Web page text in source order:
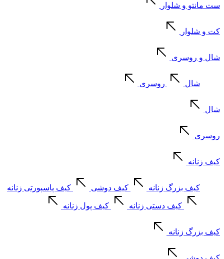
ست مانتو و شلوار
کت و شلوار
شال و روسری
شال روسری
شال
روسری
کیف زنانه
کیف بزرگ زنانه کیف دوشی کیف پاسپورتی زنانه
کیف دستی زنانه کیف پول زنانه
کیف بزرگ زنانه